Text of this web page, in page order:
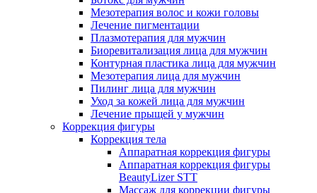
Мезотерапия волос и кожи головы
Лечение пигментации
Плазмотерапия для мужчин
Биоревитализация лица для мужчин
Контурная пластика лица для мужчин
Мезотерапия лица для мужчин
Пилинг лица для мужчин
Уход за кожей лица для мужчин
Лечение прыщей у мужчин
Коррекция фигуры
Коррекция тела
Аппаратная коррекция фигуры
Аппаратная коррекция фигуры
BeautyLizer STT
Массаж для коррекции фигуры